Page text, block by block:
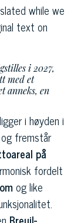
while we
text on
i 2027,
med et
anneks, en
ligger i høyden i
fremstår
på
fordelt
og like